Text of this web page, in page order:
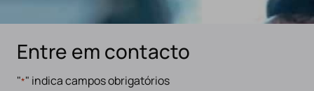
Entre em contacto
"*" indica campos obrigatórios